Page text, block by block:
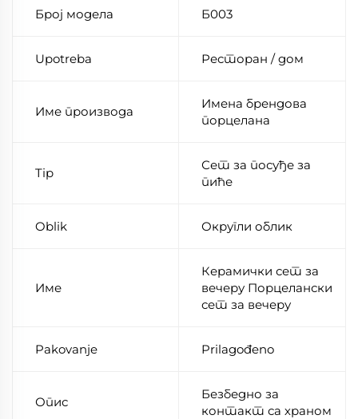
Број модела Б003
Upotreba Ресторан / дом
Име производа
Имена брендова
порцелана
Tip
Сет за посуђе за
пиће
Oblik Округли облик
Име
Керамички сет за
вечеру Порцелански
сет за вечеру
Pakovanje Prilagođeno
Опис
Безбедно за
контакт са храном